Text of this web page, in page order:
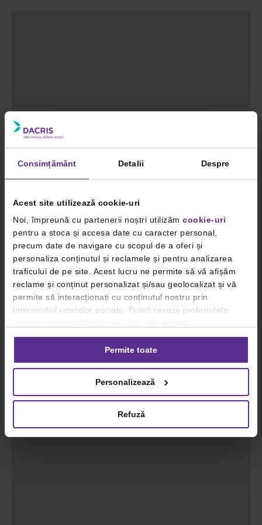
Consimțământ Detalii Despre
Acest site utilizează cookie-uri
Noi, împreună cu partenerii noștri utilizăm cookie-uri
pentru a stoca și accesa date cu caracter personal,
precum date de navigare cu scopul de a oferi și
personaliza conținutul și reclamele și pentru analizarea
traficului de pe site. Acest lucru ne permite să vă afișăm
reclame și conținut personalizat și/sau geolocalizat și vă
permite să interacționați cu conținutul nostru prin
intermediul rețelelor sociale. Puteți revizui preferințele
consimțământul oricând, făcând click pe linkul către
setările dvs. de cookie-uri.
privind utilizarea modulelor cookie.Detalii
Permite toate
Personalizează
Refuză